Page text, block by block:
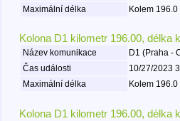
Maximální délka
Kolem
Kolona D1 kilometr 196.00, délka
Název komunikace
D1 (Praha -
Čas události
10/27/2023
Maximální délka
Kolem
Kolona D1 kilometr 196.00, délka